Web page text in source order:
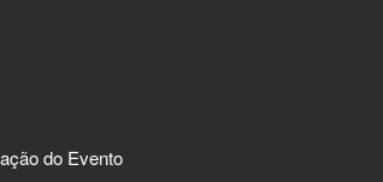
do Evento